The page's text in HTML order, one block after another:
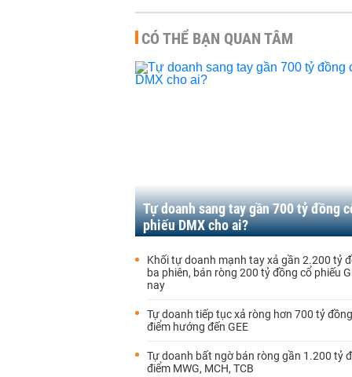
CÓ THỂ BẠN QUAN TÂM
Tự doanh sang tay gần 700 tỷ đồng
phiếu DMX cho ai?
Khối tự doanh mạnh tay xả gần 2.200 tỷ
ba phiên, bán ròng 200 tỷ đồng cổ phiếu
nay
Tự doanh tiếp tục xả ròng hơn 700 tỷ
điểm hướng đến GEE
Tự doanh bất ngờ bán ròng gần 1.200 tỷ
điểm MWG, MCH, TCB